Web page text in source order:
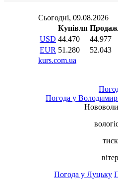
Погода у
Погода у Луцьку